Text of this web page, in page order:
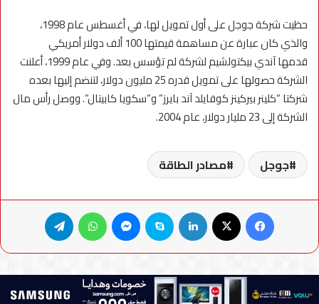
حظيت شركة جوجل على أول تمويل لها، في أغسطس عام 1998،
والذي كان عبارة عن مساهمة قيمتها 100 ألف دولار أمريكي
قدمها آندي بيكتولشيم لشركة لم تؤسس بعد. وفي عام 1999، أعلنت
الشركة حصولها على تمويل قدره 25 مليون دولار، لتنضم إليها بعده
شركتا “كلينر بيركينز كوفايلد آند بايرز” و”سكويا كابيتال”. ووصل رأس مال
الشركة إلى 23 مليار دولار، عام 2004.
جوجل مصادر الطاقة
فيسبوك لينكدإن سكايب ماسنجر واتساب